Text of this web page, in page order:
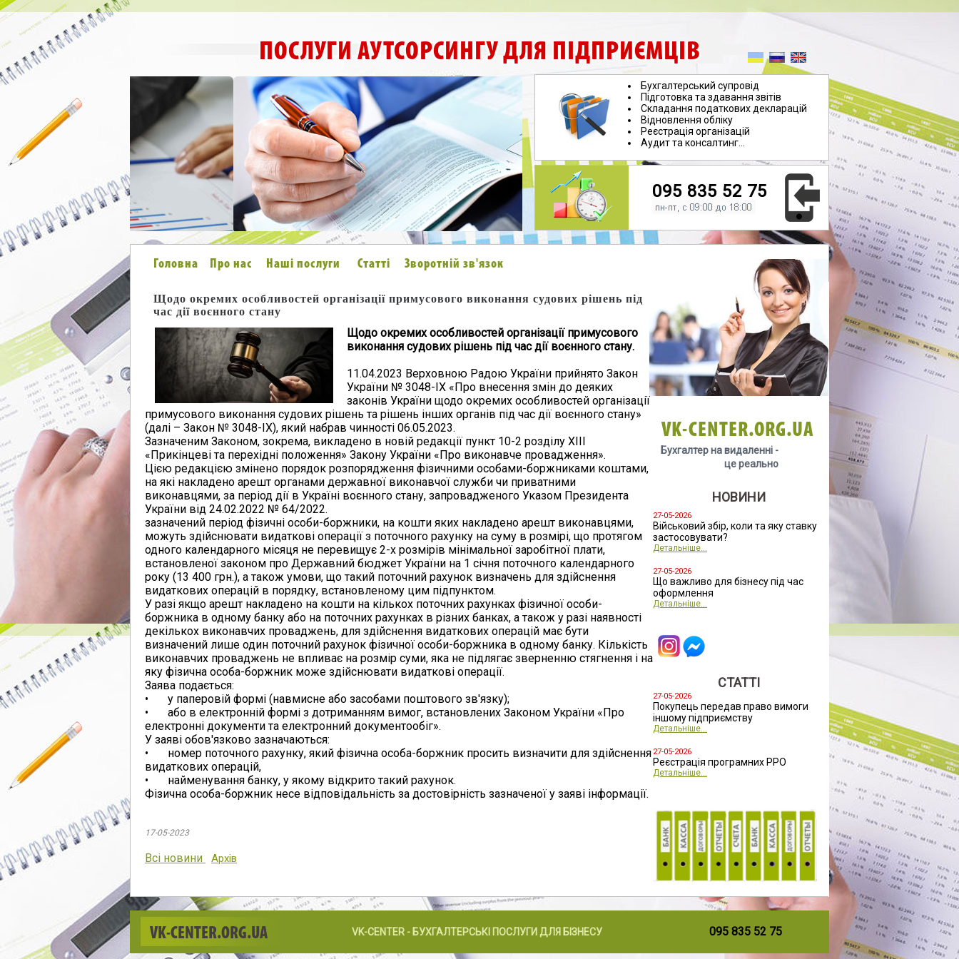
ПОСЛУГИ АУТСОРСИНГУ ДЛЯ ПІДПРИЄМЦІВ
Бухгалтерський супровід
Підготовка та здавання звітів
Складання податкових декларацій
Відновлення обліку
Реєстрація організацій
Аудит та консалтинг...
095 835 52 75
Головна Про нас Наші послуги Статті Зворотній зв'язок
Щодо окремих особливостей організації примусового виконання судових рішень під
час дії воєнного стану
Щодо окремих особливостей організації примусового
виконання судових рішень під час дії воєнного стану.
11.04.2023 Верховною Радою України прийнято Закон
України № 3048-ІХ «Про внесення змін до деяких
законів України щодо окремих особливостей організації
примусового виконання судових рішень та рішень інших органів під час дії воєнного стану»
(далі – Закон № 3048-ІХ), який набрав чинності 06.05.2023.
Зазначеним Законом, зокрема, викладено в новій редакції пункт 10-2 розділу XIII
«Прикінцеві та перехідні положення» Закону України «Про виконавче провадження».
Цією редакцією змінено порядок розпорядження фізичними особами-боржниками коштами,
на які накладено арешт органами державної виконавчої служби чи приватними
виконавцями, за період дії в Україні воєнного стану, запровадженого Указом Президента
України від 24.02.2022 № 64/2022.
зазначений період фізичні особи-боржники, на кошти яких накладено арешт виконавцями,
можуть здійснювати видаткові операції з поточного рахунку на суму в розмірі, що протягом
одного календарного місяця не перевищує 2-х розмірів мінімальної заробітної плати,
встановленої законом про Державний бюджет України на 1 січня поточного календарного
року (13 400 грн.), а також умови, що такий поточний рахунок визначень для здійснення
видаткових операцій в порядку, встановленому цим підпунктом.
У разі якщо арешт накладено на кошти на кількох поточних рахунках фізичної особи-
боржника в одному банку або на поточних рахунках в різних банках, а також у разі наявності
декількох виконавчих проваджень, для здійснення видаткових операцій має бути
визначений лише один поточний рахунок фізичної особи-боржника в одному банку. Кількість
виконавчих проваджень не впливає на розмір суми, яка не підлягає зверненню стягнення і на
яку фізична особа-боржник може здійснювати видаткові операції.
Заява подається:
•
у паперовій формі (навмисне або засобами поштового зв'язку);
•
або в електронній формі з дотриманням вимог, встановлених Законом України «Про
електронні документи та електронний документообіг».
У заяві обов'язково зазначаються:
•
номер поточного рахунку, який фізична особа-боржник просить визначити для здійснення
видаткових операцій,
•
найменування банку, у якому відкрито такий рахунок.
Фізична особа-боржник несе відповідальність за достовірність зазначеної у заяві інформації.
17-05-2023
Всі новини Архів
VK-CENTER.ORG.UA
Бухгалтер на видаленні -
це реально
НОВИНИ
27-05-2026
Військовий збір, коли та яку ставку
застосовувати?
Детальніше...
27-05-2026
Що важливо для бізнесу під час
оформлення
Детальніше...
СТАТТІ
27-05-2026
Покупець передав право вимоги
іншому підприємству
Детальніше...
27-05-2026
Реєстрація програмних РРО
Детальніше...
VK-CENTER.ORG.UA VK-CENTER - БУХГАЛТЕРСЬКІ ПОСЛУГИ ДЛЯ БІЗНЕСУ 095 835 52 75